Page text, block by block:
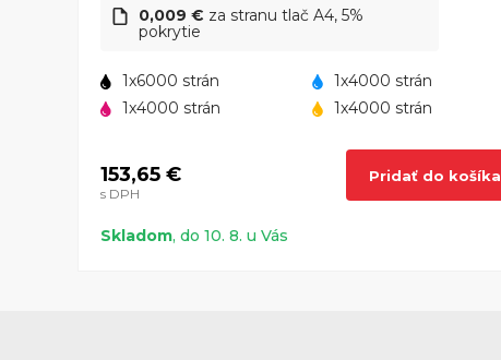
0,009 € za stranu tlač A4, 5%
pokrytie
1x6000 strán
1x4000 strán
1x4000 strán
1x4000 strán
153,65 €
s DPH
Pridať do košíka
Skladom, do 10. 8. u Vás